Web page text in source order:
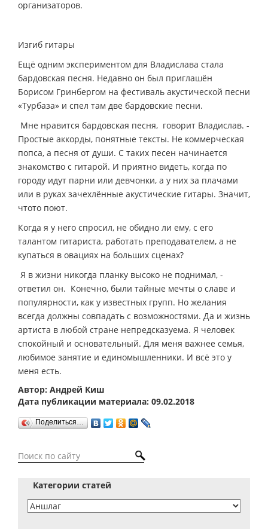
организаторов.
Изгиб гитары
Ещё одним экспериментом для Владислава стала
бардовская песня. Недавно он был приглашён
Борисом Гринбергом на фестиваль акустической песни
«Турбаза» и спел там две бардовские песни.
­ Мне нравится бардовская песня, ­ говорит Владислав. ­
Простые аккорды, понятные тексты. Не коммерческая
попса, а песня от души. С таких песен начинается
знакомство с гитарой. И приятно видеть, когда по
городу идут парни или девчонки, а у них за плачами
или в руках зачехлённые акустические гитары. Значит,
что­то поют.
Когда я у него спросил, не обидно ли ему, с его
талантом гитариста, работать преподавателем, а не
купаться в овациях на больших сценах?
­ Я в жизни никогда планку высоко не поднимал, ­
ответил он. ­ Конечно, были тайные мечты о славе и
популярности, как у известных групп. Но желания
всегда должны совпадать с возможностями. Да и жизнь
артиста в любой стране непредсказуема. Я человек
спокойный и основательный. Для меня важнее семья,
любимое занятие и единомышленники. И всё это у
меня есть.
Автор: Андрей Киш
Дата публикации материала: 09.02.2018
Поделиться…
Категории статей